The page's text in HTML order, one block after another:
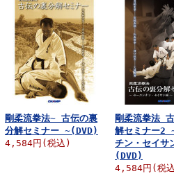
剛柔流拳法~ 古伝の裏
分解セミナー ~(DVD)
4,584円(税込)
剛柔流拳法
解セミナー2
チン・セイサ
(DVD)
4,584円(税